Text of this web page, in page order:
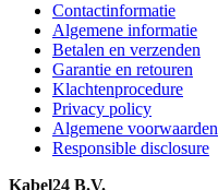
Contactinformatie
Algemene informatie
Betalen en verzenden
Garantie en retouren
Klachtenprocedure
Privacy policy
Algemene voorwaarden
Responsible disclosure
Kabel24 B.V.